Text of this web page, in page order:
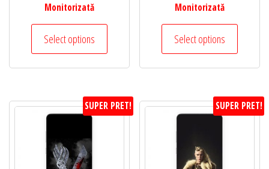
Monitorizată
Select options
Monitorizată
Select options
SUPER PRET! SUPER PRET!